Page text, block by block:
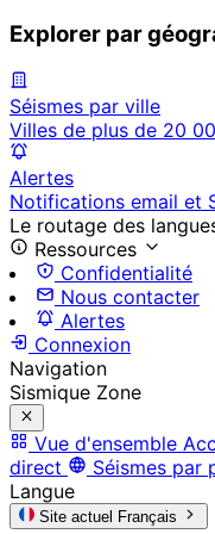
Explorer par
Séismes par ville
Villes de plus de 20
Alertes
Notifications email et
Le routage des
Ressources
Confidentialité
Nous contacter
Alertes
Connexion
Navigation
Sismique Zone
Vue d'ensemble
direct
Séismes par
Langue
Site actuel Français